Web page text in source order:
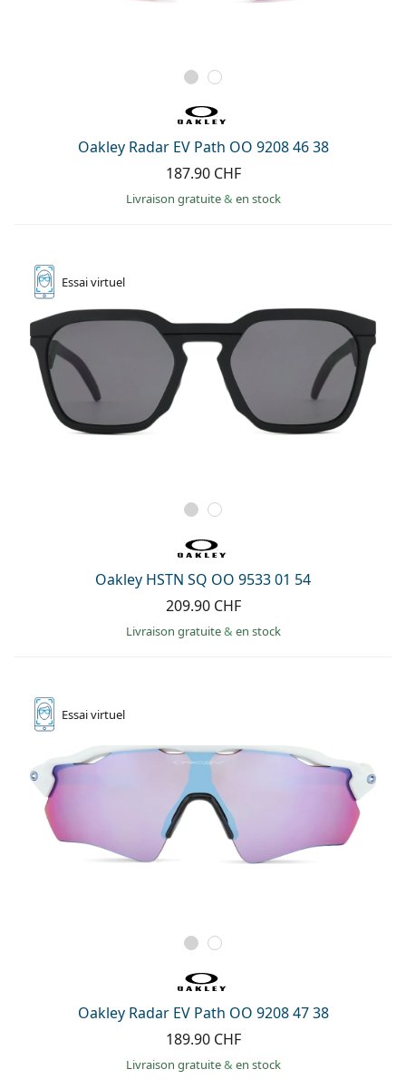
Oakley Radar EV Path OO 9208 46 38
187.90 CHF
Livraison gratuite& en stock
Essaivirtuel
Oakley HSTN SQ OO 9533 01 54
209.90 CHF
Livraison gratuite& en stock
Essaivirtuel
Oakley Radar EV Path OO 9208 47 38
189.90 CHF
Livraison gratuite& en stock